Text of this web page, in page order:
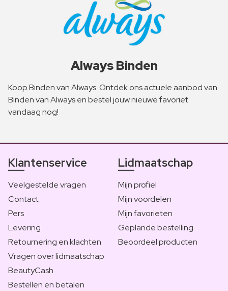
Always Binden
Koop Binden van Always. Ontdek ons actuele aanbod van
Binden van Always en bestel jouw nieuwe favoriet
vandaag nog!
Klantenservice
Veelgestelde vragen
Contact
Pers
Levering
Retournering en klachten
Vragen over lidmaatschap
BeautyCash
Bestellen en betalen
Lidmaatschap
Mijn profiel
Mijn voordelen
Mijn favorieten
Geplande bestelling
Beoordeel producten